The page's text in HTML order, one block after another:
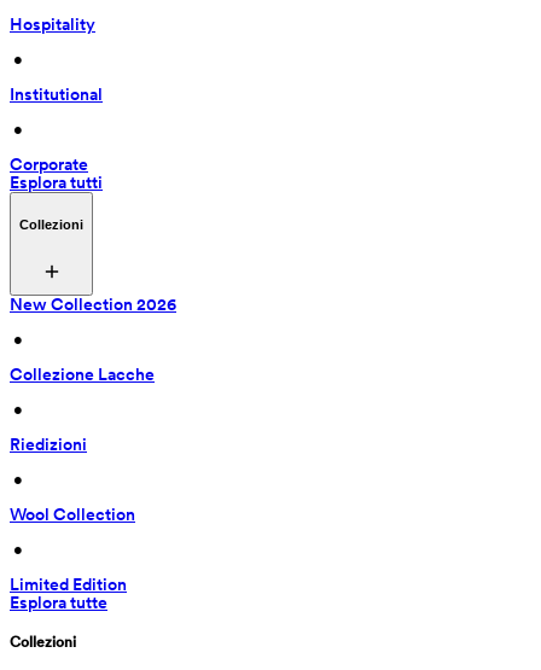
Hospitality
•
Institutional
•
Corporate
Esplora tutti
Collezioni
New Collection 2026
•
Collezione Lacche
•
Riedizioni
•
Wool Collection
•
Limited Edition
Esplora tutte
Collezioni